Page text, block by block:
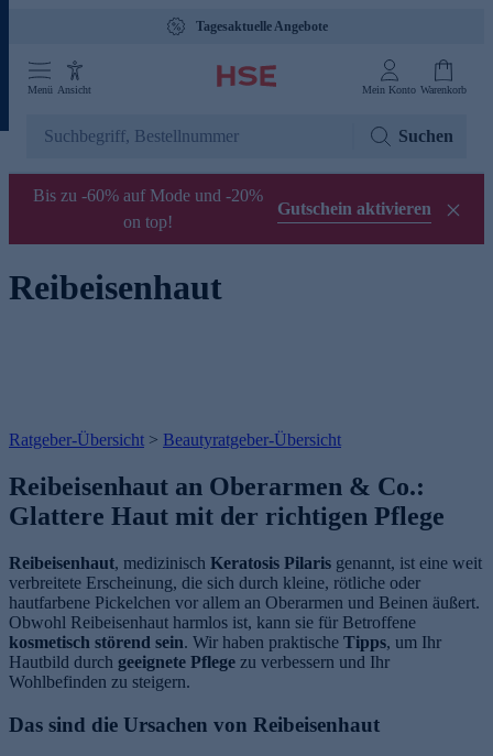
Tagesaktuelle Angebote
Menü Ansicht Mein Konto Warenkorb
Suchen
Bis zu -60% auf Mode und -20%
on top!
Gutschein aktivieren
Reibeisenhaut
Ratgeber-Übersicht > Beautyratgeber-Übersicht
Reibeisenhaut an Oberarmen & Co.:
Glattere Haut mit der richtigen Pflege
Reibeisenhaut, medizinisch Keratosis Pilaris genannt, ist eine weit
verbreitete Erscheinung, die sich durch kleine, rötliche oder
hautfarbene Pickelchen vor allem an Oberarmen und Beinen äußert.
Obwohl Reibeisenhaut harmlos ist, kann sie für Betroffene
kosmetisch störend sein. Wir haben praktische Tipps, um Ihr
Hautbild durch geeignete Pflege zu verbessern und Ihr
Wohlbefinden zu steigern.
Das sind die Ursachen von Reibeisenhaut